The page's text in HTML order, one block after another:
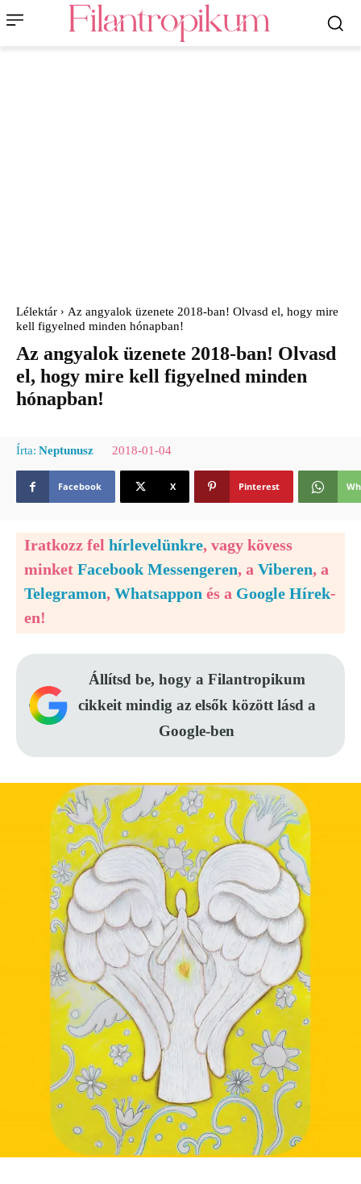
Lélektár
Az angyalok üzenete 2018-ban! Olvasd el, hogy mire
kell figyelned minden hónapban!
Az angyalok üzenete 2018-ban! Olvasd
el, hogy mire kell figyelned minden
hónapban!
Írta: Neptunusz 2018-01-04
Facebook X Pinterest
Iratkozz fel hírlevelünkre, vagy kövess
minket Facebook Messengeren, a Viberen, a
Telegramon, Whatsappon és a Google Hírek-
en!
Állítsd be, hogy a Filantropikum
cikkeit mindig az elsők között lásd a
Google-ben